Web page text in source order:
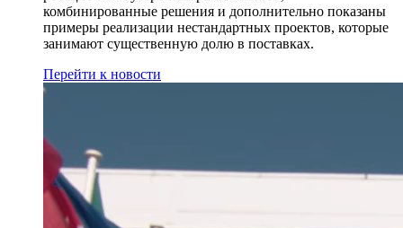
комбинированные решения и дополнительно показаны
примеры реализации нестандартных проектов, которые
занимают существенную долю в поставках.
Перейти к новости